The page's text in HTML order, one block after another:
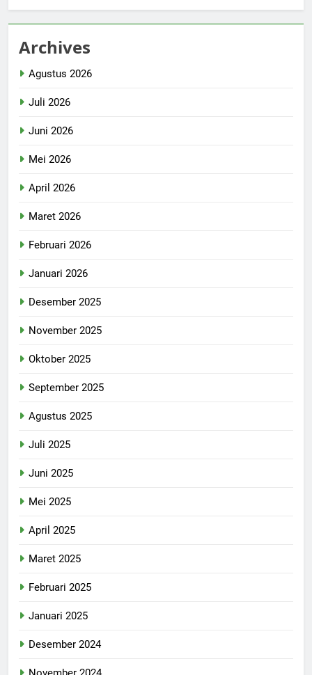
Archives
Agustus 2026
Juli 2026
Juni 2026
Mei 2026
April 2026
Maret 2026
Februari 2026
Januari 2026
Desember 2025
November 2025
Oktober 2025
September 2025
Agustus 2025
Juli 2025
Juni 2025
Mei 2025
April 2025
Maret 2025
Februari 2025
Januari 2025
Desember 2024